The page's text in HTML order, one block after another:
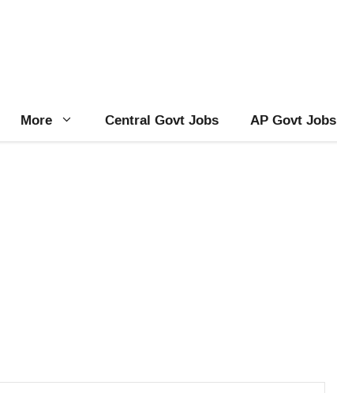
More Central Govt Jobs AP Govt Jobs